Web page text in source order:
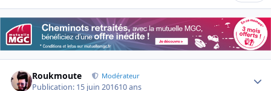
Roukmoute Modérateur
Publication: 15 juin 201610 ans